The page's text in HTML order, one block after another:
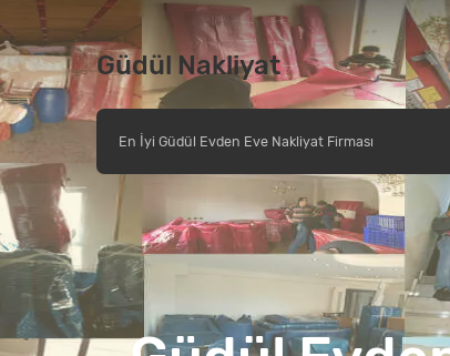
Güdül Nakliyat
En İyi Güdül Evden Eve Nakliyat Firması